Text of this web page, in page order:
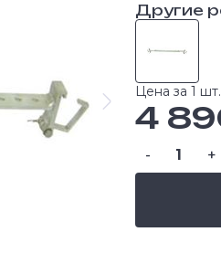
Другие
Цена за 1
4
- +